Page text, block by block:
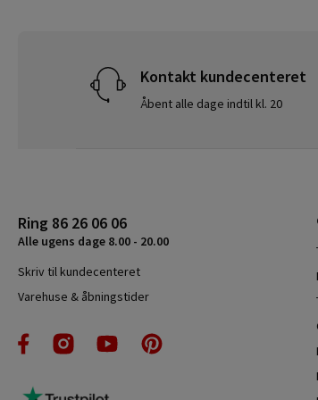
Kontakt kundecenteret
Åbent alle dage indtil kl. 20
Ring 86 26 06 06
Alle ugens dage 8.00 - 20.00
Skriv til kundecenteret
Varehuse & åbningstider